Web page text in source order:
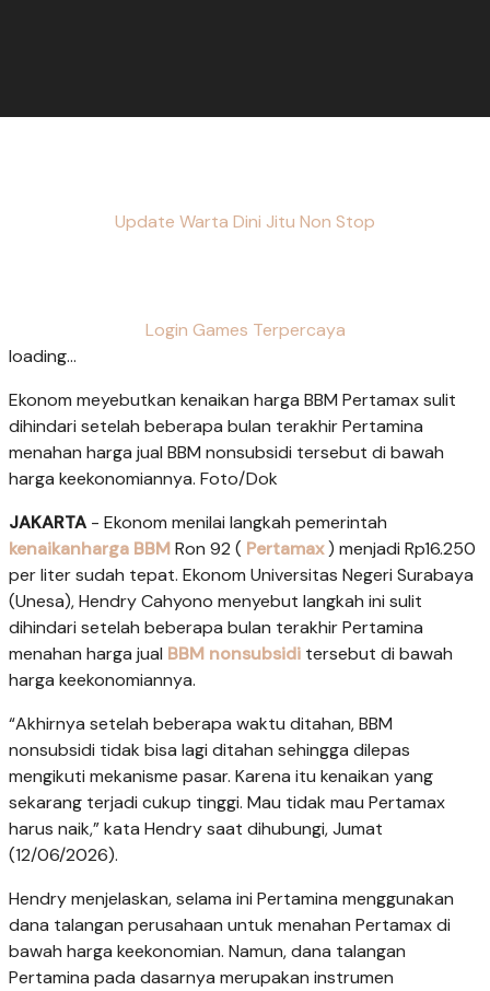
Update Warta Dini Jitu Non Stop
Login Games Terpercaya
loading...
Ekonom meyebutkan kenaikan harga BBM Pertamax sulit
dihindari setelah beberapa bulan terakhir Pertamina
menahan harga jual BBM nonsubsidi tersebut di bawah
harga keekonomiannya. Foto/Dok
JAKARTA - Ekonom menilai langkah pemerintah
kenaikanharga BBMRon 92 ( Pertamax) menjadi Rp16.250
per liter sudah tepat. Ekonom Universitas Negeri Surabaya
(Unesa), Hendry Cahyono menyebut langkah ini sulit
dihindari setelah beberapa bulan terakhir Pertamina
menahan harga jual BBM nonsubsidi tersebut di bawah
harga keekonomiannya.
“Akhirnya setelah beberapa waktu ditahan, BBM
nonsubsidi tidak bisa lagi ditahan sehingga dilepas
mengikuti mekanisme pasar. Karena itu kenaikan yang
sekarang terjadi cukup tinggi. Mau tidak mau Pertamax
harus naik,” kata Hendry saat dihubungi, Jumat
(12/06/2026).
Hendry menjelaskan, selama ini Pertamina menggunakan
dana talangan perusahaan untuk menahan Pertamax di
bawah harga keekonomian. Namun, dana talangan
Pertamina pada dasarnya merupakan instrumen